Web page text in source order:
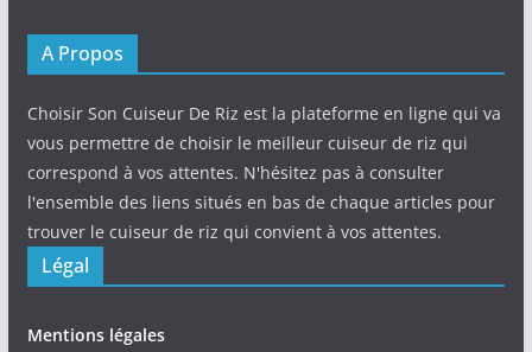
A Propos
Choisir Son Cuiseur De Riz est la plateforme en ligne qui va
vous permettre de choisir le meilleur cuiseur de riz qui
correspond à vos attentes. N'hésitez pas à consulter
l'ensemble des liens situés en bas de chaque articles pour
trouver le cuiseur de riz qui convient à vos attentes.
Légal
Mentions légales